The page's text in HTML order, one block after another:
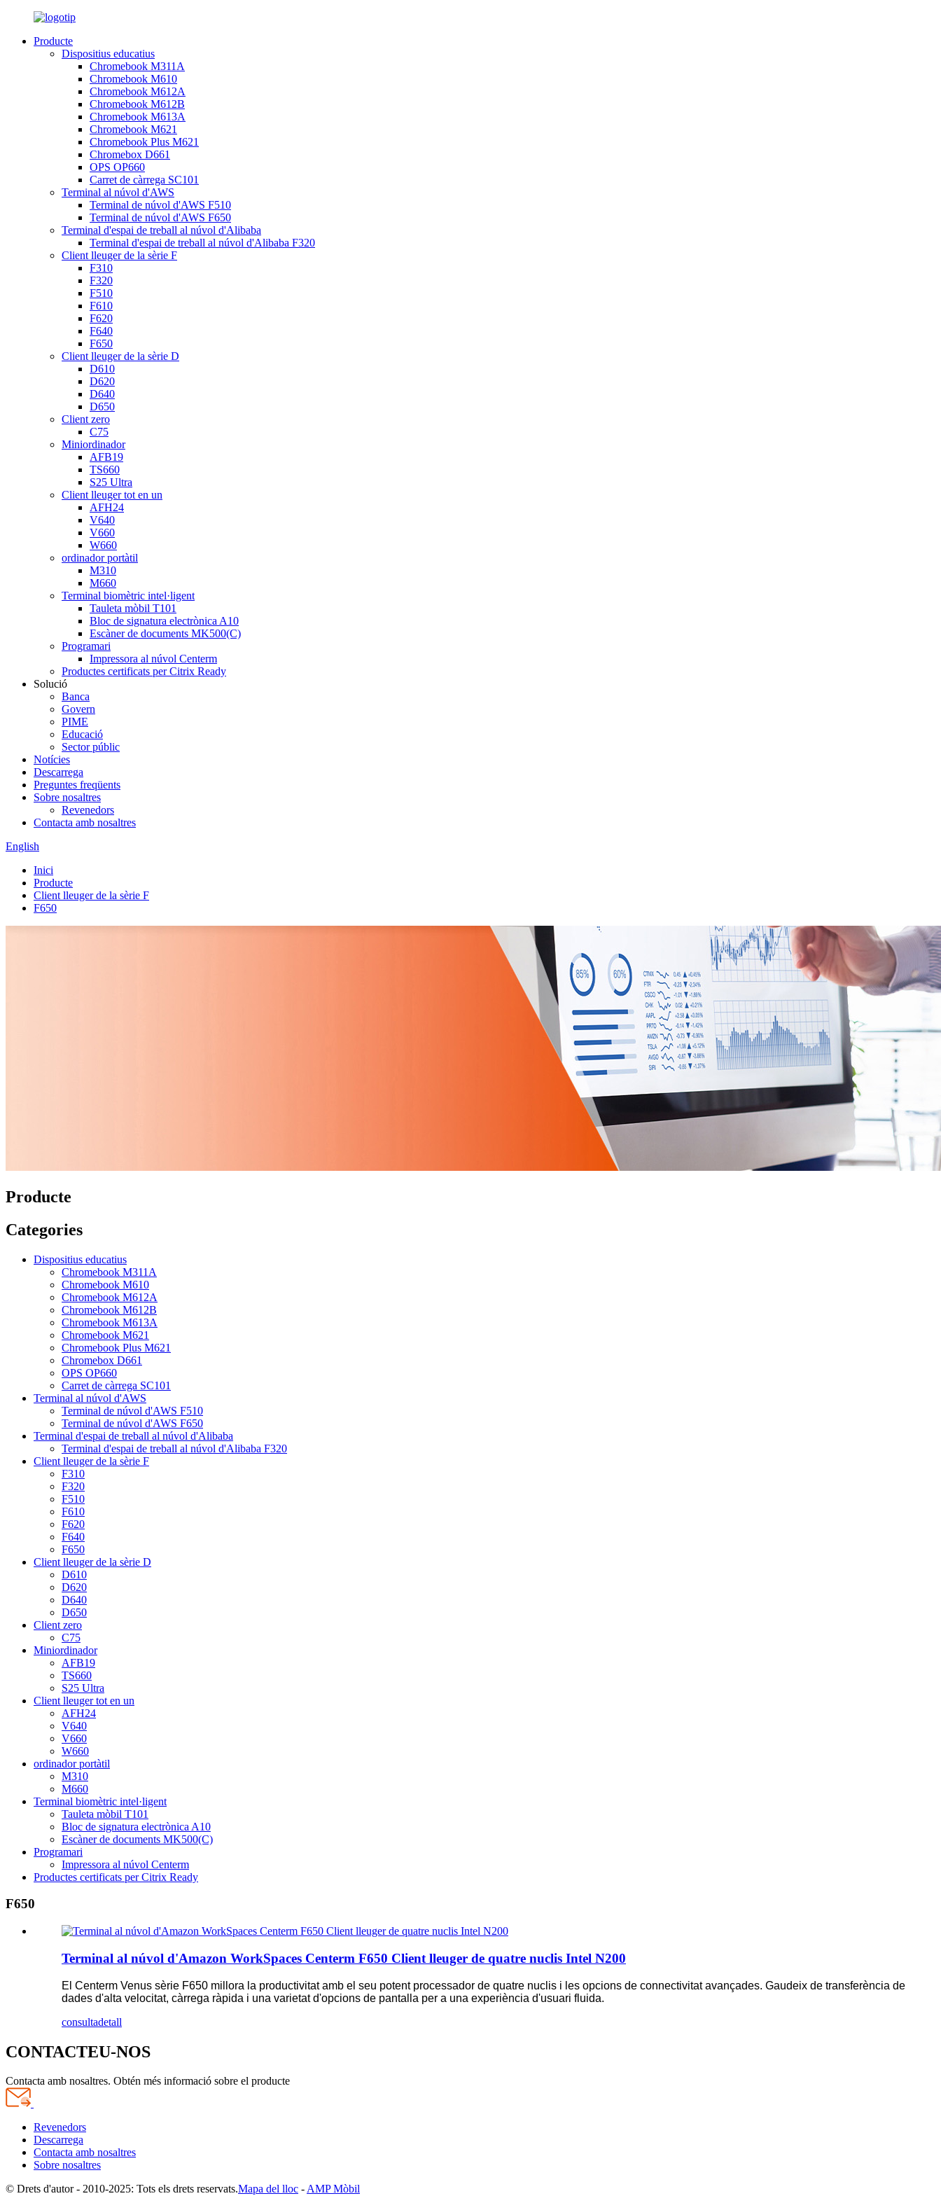
Producte
Dispositius educatius
Chromebook M311A
Chromebook M610
Chromebook M612A
Chromebook M612B
Chromebook M613A
Chromebook M621
Chromebook Plus M621
Chromebox D661
OPS OP660
Carret de càrrega SC101
Terminal al núvol d'AWS
Terminal de núvol d'AWS F510
Terminal de núvol d'AWS F650
Terminal d'espai de treball al núvol d'Alibaba
Terminal d'espai de treball al núvol d'Alibaba F320
Client lleuger de la sèrie F
F310
F320
F510
F610
F620
F640
F650
Client lleuger de la sèrie D
D610
D620
D640
D650
Client zero
C75
Miniordinador
AFB19
TS660
S25 Ultra
Client lleuger tot en un
AFH24
V640
V660
W660
ordinador portàtil
M310
M660
Terminal biomètric intel·ligent
Tauleta mòbil T101
Bloc de signatura electrònica A10
Escàner de documents MK500(C)
Programari
Impressora al núvol Centerm
Productes certificats per Citrix Ready
Solució
Banca
Govern
PIME
Educació
Sector públic
Notícies
Descarrega
Preguntes freqüents
Sobre nosaltres
Revenedors
Contacta amb nosaltres
English
Inici
Producte
Client lleuger de la sèrie F
F650
Producte
Categories
Dispositius educatius
Chromebook M311A
Chromebook M610
Chromebook M612A
Chromebook M612B
Chromebook M613A
Chromebook M621
Chromebook Plus M621
Chromebox D661
OPS OP660
Carret de càrrega SC101
Terminal al núvol d'AWS
Terminal de núvol d'AWS F510
Terminal de núvol d'AWS F650
Terminal d'espai de treball al núvol d'Alibaba
Terminal d'espai de treball al núvol d'Alibaba F320
Client lleuger de la sèrie F
F310
F320
F510
F610
F620
F640
F650
Client lleuger de la sèrie D
D610
D620
D640
D650
Client zero
C75
Miniordinador
AFB19
TS660
S25 Ultra
Client lleuger tot en un
AFH24
V640
V660
W660
ordinador portàtil
M310
M660
Terminal biomètric intel·ligent
Tauleta mòbil T101
Bloc de signatura electrònica A10
Escàner de documents MK500(C)
Programari
Impressora al núvol Centerm
Productes certificats per Citrix Ready
F650
Terminal al núvol d'Amazon WorkSpaces Centerm F650 Client lleuger de quatre nuclis Intel N200
El Centerm Venus sèrie F650 millora la productivitat amb el seu potent processador de quatre nuclis i les opcions de connectivitat avançades. Gaudeix de transferència de
dades d'alta velocitat, càrrega ràpida i una varietat d'opcions de pantalla per a una experiència d'usuari fluida.
consultadetall
CONTACTEU-NOS
Contacta amb nosaltres. Obtén més informació sobre el producte
Revenedors
Descarrega
Contacta amb nosaltres
Sobre nosaltres
© Drets d'autor - 2010-2025: Tots els drets reservats.Mapa del lloc -AMP Mòbil